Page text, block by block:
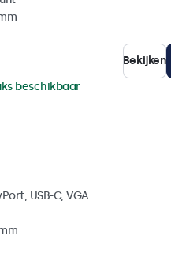
Bekijken
beschikbaar
USB-C, VGA